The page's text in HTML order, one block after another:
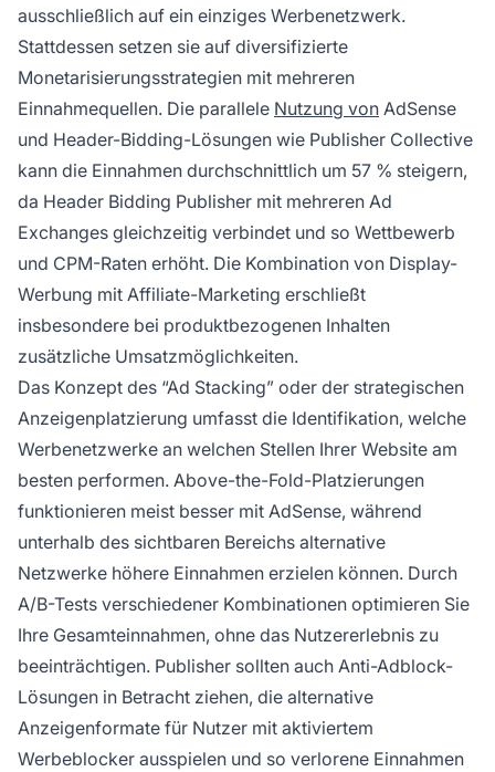
ausschließlich auf ein einziges Werbenetzwerk.
Stattdessen setzen sie auf diversifizierte
Monetarisierungsstrategien mit mehreren
Einnahmequellen. Die parallele Nutzung von AdSense
und Header-Bidding-Lösungen wie Publisher Collective
kann die Einnahmen durchschnittlich um 57 % steigern,
da Header Bidding Publisher mit mehreren Ad
Exchanges gleichzeitig verbindet und so Wettbewerb
und CPM-Raten erhöht. Die Kombination von Display-
Werbung mit Affiliate-Marketing erschließt
insbesondere bei produktbezogenen Inhalten
zusätzliche Umsatzmöglichkeiten.
Das Konzept des “Ad Stacking” oder der strategischen
Anzeigenplatzierung umfasst die Identifikation, welche
Werbenetzwerke an welchen Stellen Ihrer Website am
besten performen. Above-the-Fold-Platzierungen
funktionieren meist besser mit AdSense, während
unterhalb des sichtbaren Bereichs alternative
Netzwerke höhere Einnahmen erzielen können. Durch
A/B-Tests verschiedener Kombinationen optimieren Sie
Ihre Gesamteinnahmen, ohne das Nutzererlebnis zu
beeinträchtigen. Publisher sollten auch Anti-Adblock-
Lösungen in Betracht ziehen, die alternative
Anzeigenformate für Nutzer mit aktiviertem
Werbeblocker ausspielen und so verlorene Einnahmen